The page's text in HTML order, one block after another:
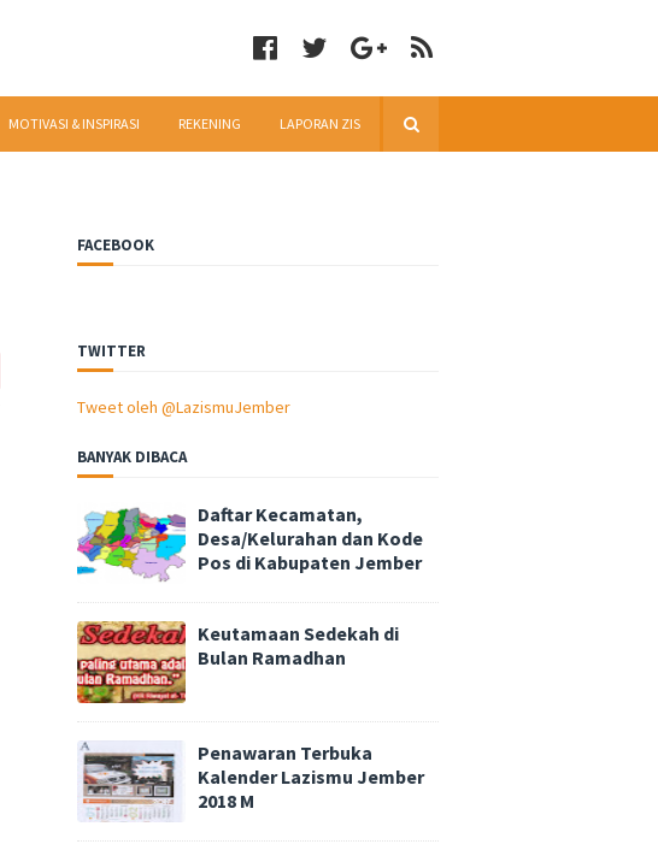
MOTIVASI & INSPIRASI REKENING LAPORAN ZIS
FACEBOOK
TWITTER
Tweet oleh @LazismuJember
BANYAK DIBACA
Daftar Kecamatan,
Desa/Kelurahan dan Kode
Pos di Kabupaten Jember
Keutamaan Sedekah di
Bulan Ramadhan
Penawaran Terbuka
Kalender Lazismu Jember
2018 M